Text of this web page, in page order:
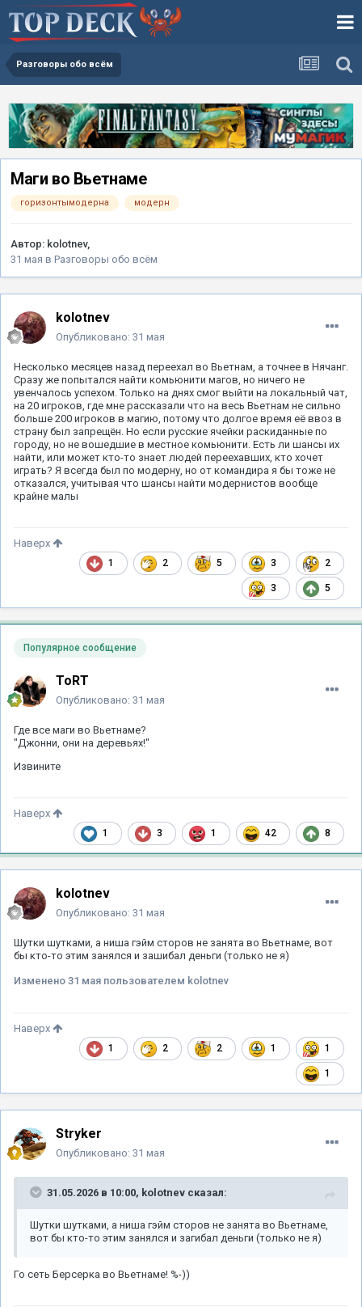
Разговоры обо всём
Маги во Вьетнаме
горизонтымодерна модерн
Автор: kolotnev,
31 мая в Разговоры обо всём
kolotnev
Опубликовано: 31 мая
Несколько месяцев назад переехал во Вьетнам, а точнее в Нячанг.
Сразу же попытался найти комьюнити магов, но ничего не
увенчалось успехом. Только на днях смог выйти на локальный чат,
на 20 игроков, где мне рассказали что на весь Вьетнам не сильно
больше 200 игроков в магию, потому что долгое время её ввоз в
страну был запрещён. Но если русские ячейки раскиданные по
городу, но не вошедшие в местное комьюнити. Есть ли шансы их
найти, или может кто-то знает людей переехавших, кто хочет
играть? Я всегда был по модерну, но от командира я бы тоже не
отказался, учитывая что шансы найти модернистов вообще
крайне малы
1 2 5 3 2
3 5
Наверх
Популярное сообщение
ToRT
Опубликовано: 31 мая
Где все маги во Вьетнаме?
"Джонни, они на деревьях!"
Извините
1 3 1 42 8
Наверх
kolotnev
Опубликовано: 31 мая
Шутки шутками, а ниша гэйм сторов не занята во Вьетнаме, вот
бы кто-то этим занялся и зашибал деньги (только не я)
Изменено 31 мая пользователем kolotnev
1 2 2 1 1
1
Наверх
Stryker
Опубликовано: 31 мая
31.05.2026 в 10:00, kolotnev сказал:
Шутки шутками, а ниша гэйм сторов не занята во Вьетнаме,
вот бы кто-то этим занялся и загибал деньги (только не я)
Го сеть Берсерка во Вьетнаме! %-))